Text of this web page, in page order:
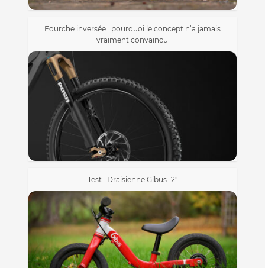
Fourche inversée : pourquoi le concept n’a jamais
vraiment convaincu
Test : Draisienne Gibus 12″